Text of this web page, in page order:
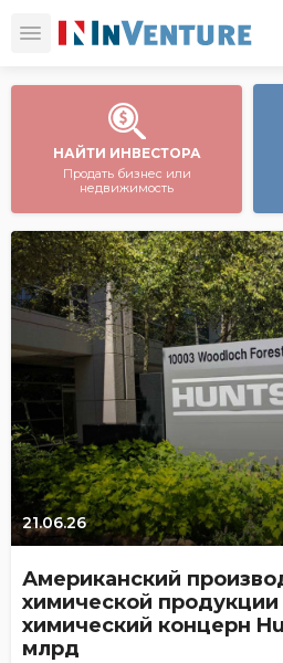
НАЙТИ ИНВЕСТОРА
Продать бизнес или
недвижимость
21.06.26
Американский
химической продукции
химический концерн
млрд